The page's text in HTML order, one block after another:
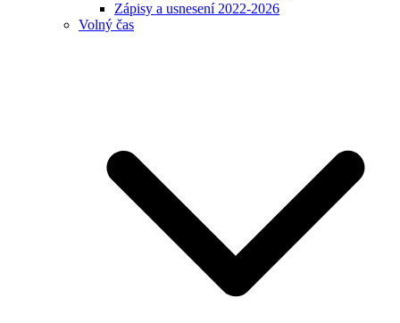
Zápisy a usnesení 2022-2026
Volný čas